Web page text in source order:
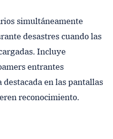
simultáneamente
desastres cuando las
Incluye
entrantes
en las pantallas
reconocimiento.